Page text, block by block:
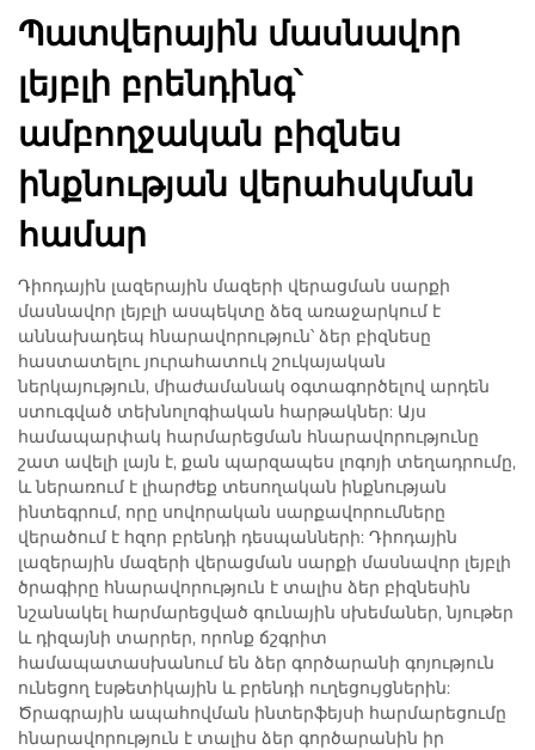
Պատվերային մասնավոր
լեյբլի բրենդինգ՝
ամբողջական բիզնես
ինքնության վերահսկման
համար
Դիոդային լազերային մազերի վերացման սարքի
մասնավոր լեյբլի ասպեկտը ձեզ առաջարկում է
աննախադեպ հնարավորություն՝ ձեր բիզնեսը
հաստատելու յուրահատուկ շուկայական
ներկայություն, միաժամանակ օգտագործելով արդեն
ստուգված տեխնոլոգիական հարթակներ: Այս
համապարփակ հարմարեցման հնարավորությունը
շատ ավելի լայն է, քան պարզապես լոգոյի տեղադրումը,
և ներառում է լիարժեք տեսողական ինքնության
ինտեգրում, որը սովորական սարքավորումները
վերածում է հզոր բրենդի դեսպանների: Դիոդային
լազերային մազերի վերացման սարքի մասնավոր լեյբլի
ծրագիրը հնարավորություն է տալիս ձեր բիզնեսին
նշանակել հարմարեցված գունային սխեմաներ, նյութեր
և դիզայնի տարրեր, որոնք ճշգրիտ
համապատասխանում են ձեր գործարանի գոյություն
ունեցող էսթետիկային և բրենդի ուղեցույցներին:
Ծրագրային ապահովման ինտերֆեյսի հարմարեցումը
հնարավորություն է տալիս ձեր գործարանին իր